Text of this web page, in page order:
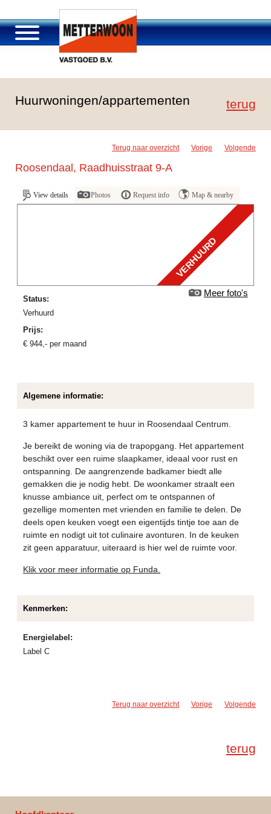
Portfolio
Huurwoningen/appartementen terug
Terug naar overzicht Vorige Volgende
Roosendaal, Raadhuisstraat 9-A
View details Photos Request info Map & nearby
VERHUURD
Meer foto's
Status:
verhuurd
Prijs:
€944,- per maand
Algemene informatie:
3 kamer appartement te huur in Roosendaal Centrum.
Je bereikt de woning via de trapopgang. Het appartement
beschikt over een ruime slaapkamer, ideaal voor rust en
ontspanning. De aangrenzende badkamer biedt alle
gemakken die je nodig hebt. De woonkamer straalt een
knusse ambiance uit, perfect om te ontspannen of
gezellige momenten met vrienden en familie te delen. De
deels open keuken voegt een eigentijds tintje toe aan de
ruimte en nodigt uit tot culinaire avonturen. In de keuken
zit geen apparatuur, uiteraard is hier wel de ruimte voor.
Klik voor meer informatie op Funda.
Kenmerken:
Energielabel:
Label C
Terug naar overzicht Vorige Volgende
terug